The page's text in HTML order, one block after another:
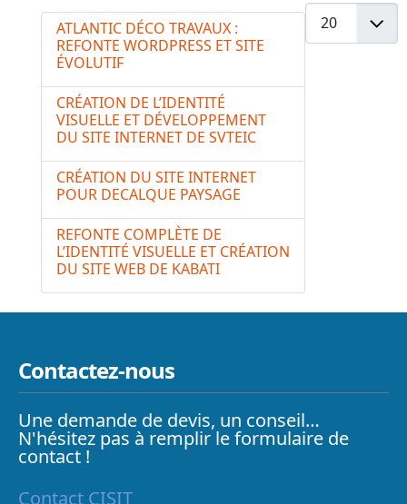
Afficher #
ATLANTIC DÉCO TRAVAUX :
REFONTE WORDPRESS ET SITE
ÉVOLUTIF
CRÉATION DE L’IDENTITÉ
VISUELLE ET DÉVELOPPEMENT
DU SITE INTERNET DE SVTEIC
CRÉATION DU SITE INTERNET
POUR DECALQUE PAYSAGE
REFONTE COMPLÈTE DE
L’IDENTITÉ VISUELLE ET CRÉATION
DU SITE WEB DE KABATI
Contactez-nous
Une demande de devis, un conseil…
N'hésitez pas à remplir le formulaire de
contact !
Contact CISIT